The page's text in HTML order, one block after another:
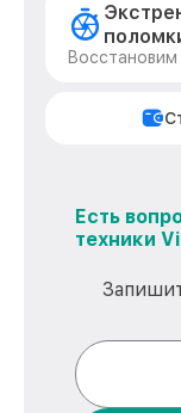
Есть
техники